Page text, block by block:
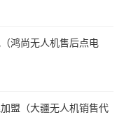
鸿尚无人机售后点电
盟（大疆无人机销售代